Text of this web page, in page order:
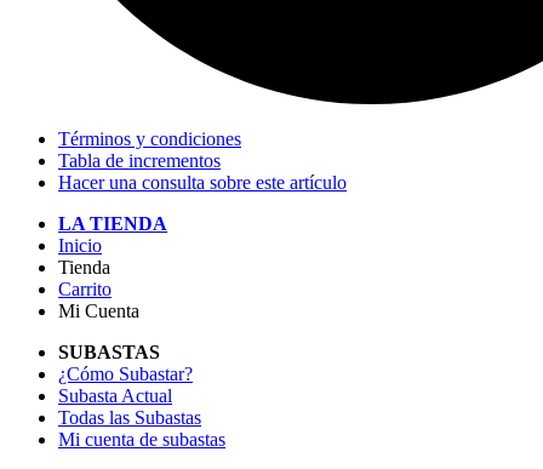
Términos y condiciones
Tabla de incrementos
Hacer una consulta sobre este artículo
LA TIENDA
Inicio
Tienda
Carrito
Mi Cuenta
SUBASTAS
¿Cómo Subastar?
Subasta Actual
Todas las Subastas
Mi cuenta de subastas